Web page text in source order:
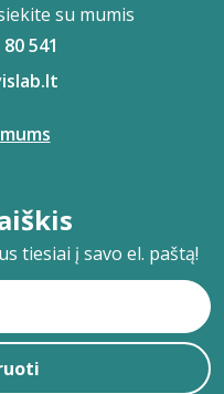
su mumis
541
tiesiai į savo el. paštą!